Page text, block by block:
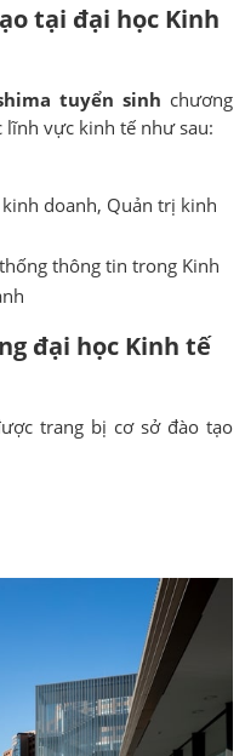
tại đại học Kinh
tuyển sinh chương
vực kinh tế như sau:
doanh, Quản trị kinh
thông tin trong Kinh
đại học Kinh tế
trang bị cơ sở đào tạo